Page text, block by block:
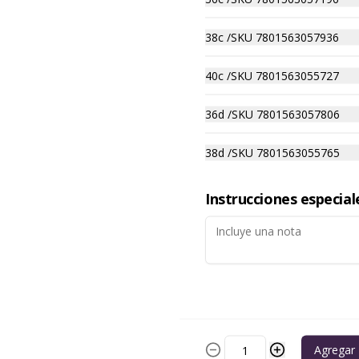
Pack 2X Pantaleta con
13277 Orquidea
Pack 2X Pantaleta con Encaje y
Microfibra con Encaje
13127 Cobalto
Pack 2X Pantaleta de Microfibra
con Encaje 80% POLIAMIDA 20%
Pack 2X tanga Bordado
13326 Cobalto
38c /SKU 7801563057936
40c /SKU 7801563055727
36d /SKU 7801563057806
38d /SKU 7801563055765
Instrucciones
Agregar